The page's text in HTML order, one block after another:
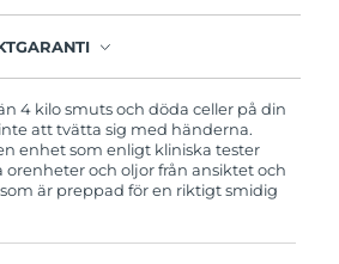
om du får problem med den
inköpsdatum.
4 kilo smuts och döda celler på din
att tvätta sig med händerna.
enhet som enligt kliniska tester
orenheter och oljor från ansiktet och
är preppad för en riktigt smidig
Förväntad leverans